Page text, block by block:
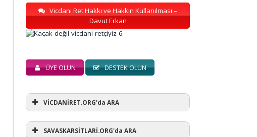
Vicdani Ret Hakkı ve Hakkın Kullanılması –
Davut Erkan
ÜYE OLUN DESTEK OLUN
VİCDANİRET.ORG'da ARA
SAVASKARSİTLARİ.ORG'da ARA